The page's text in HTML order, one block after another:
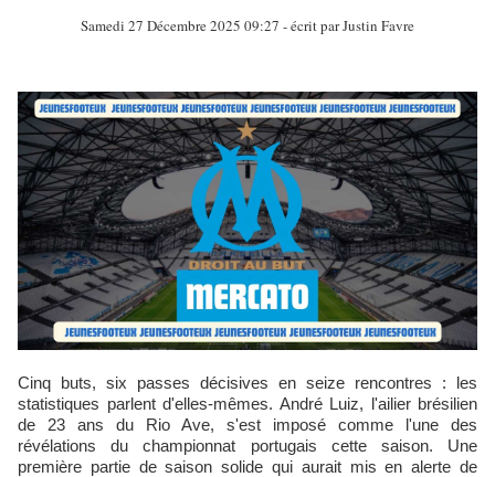
Samedi 27 Décembre 2025 09:27 - écrit parJustin Favre
Cinq buts, six passes décisives en seize rencontres : les
statistiques parlent d'elles-mêmes. André Luiz, l'ailier brésilien
de 23 ans du Rio Ave, s'est imposé comme l'une des
révélations du championnat portugais cette saison. Une
première partie de saison solide qui aurait mis en alerte de